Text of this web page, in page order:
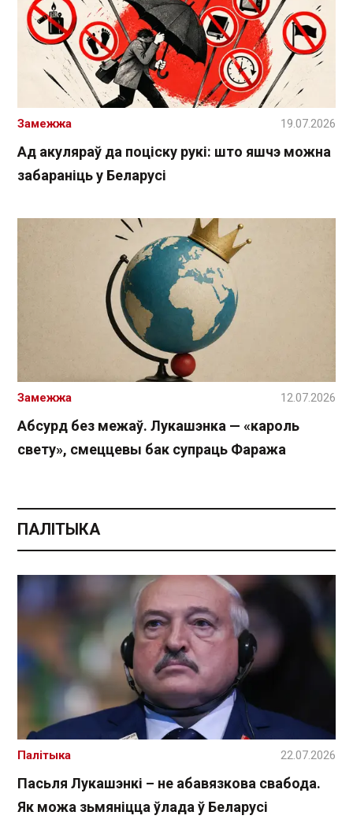
Ад акуляраў да поціску рукі: што яшчэ можна
забараніць у Беларусі
Замежжа 19.07.2026
Абсурд без межаў. Лукашэнка — «кароль
свету», смеццевы бак супраць Фаража
Замежжа 12.07.2026
ПАЛІТЫКА
Пасьля Лукашэнкі – не абавязкова свабода.
Як можа зьмяніцца ўлада ў Беларусі
Палітыка 22.07.2026